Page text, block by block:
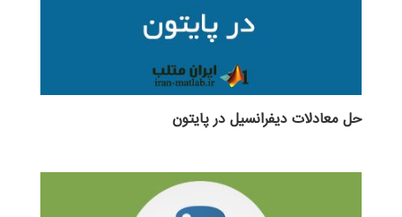
حل معادلات دیفرانسیل در پایتون